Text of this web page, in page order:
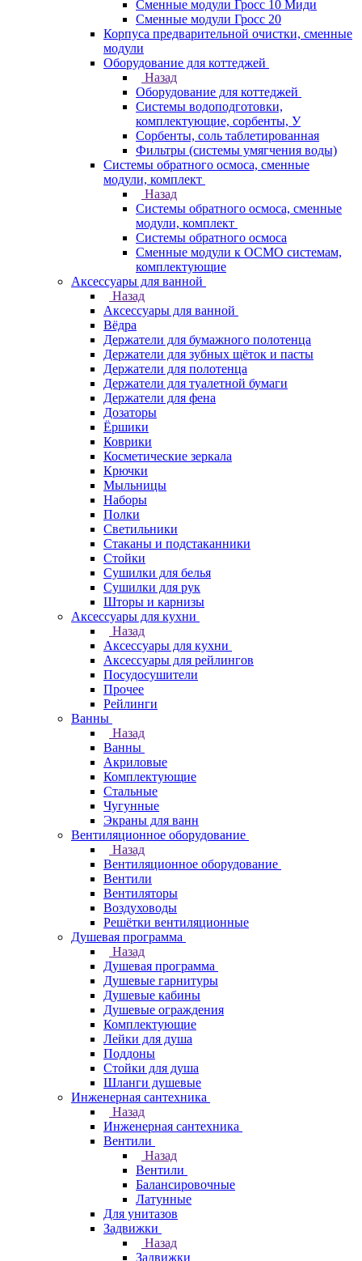
Сменные модули Гросс 10 Миди
Сменные модули Гросс 20
Корпуса предварительной очистки, сменные
модули
Оборудование для коттеджей
Назад
Оборудование для коттеджей
Системы водоподготовки,
комплектующие, сорбенты, У
Сорбенты, соль таблетированная
Фильтры (системы умягчения воды)
Системы обратного осмоса, сменные
модули, комплект
Назад
Системы обратного осмоса, сменные
модули, комплект
Системы обратного осмоса
Сменные модули к ОСМО системам,
комплектующие
Аксессуары для ванной
Назад
Аксессуары для ванной
Вёдра
Держатели для бумажного полотенца
Держатели для зубных щёток и пасты
Держатели для полотенца
Держатели для туалетной бумаги
Держатели для фена
Дозаторы
Ёршики
Коврики
Косметические зеркала
Крючки
Мыльницы
Наборы
Полки
Светильники
Стаканы и подстаканники
Стойки
Сушилки для белья
Сушилки для рук
Шторы и карнизы
Аксессуары для кухни
Назад
Аксессуары для кухни
Аксессуары для рейлингов
Посудосушители
Прочее
Рейлинги
Ванны
Назад
Ванны
Акриловые
Комплектующие
Стальные
Чугунные
Экраны для ванн
Вентиляционное оборудование
Назад
Вентиляционное оборудование
Вентили
Вентиляторы
Воздуховоды
Решётки вентиляционные
Душевая программа
Назад
Душевая программа
Душевые гарнитуры
Душевые кабины
Душевые ограждения
Комплектующие
Лейки для душа
Поддоны
Стойки для душа
Шланги душевые
Инженерная сантехника
Назад
Инженерная сантехника
Вентили
Назад
Вентили
Балансировочные
Латунные
Для унитазов
Задвижки
Назад
Задвижки